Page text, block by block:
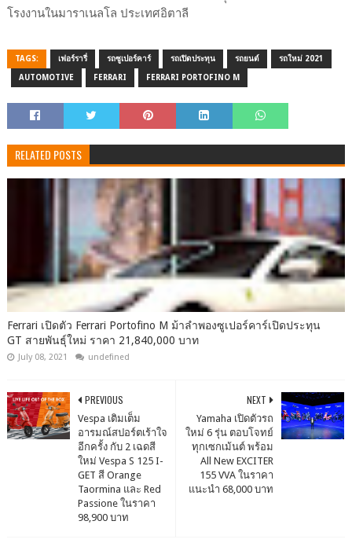
โรงงานในมาราเนลโล ประเทศอิตาลี
TAGS: เฟอร์รารี่ รถซูเปอร์คาร์ รถเปิดประทุน รถยนต์ รถใหม่ 2021
AUTOMOTIVE FERRARI FERRARI PORTOFINO M
RELATED POSTS
Ferrari เปิดตัว Ferrari Portofino M ม้าลำพองซูเปอร์คาร์เปิดประทุน
GT สายพันธุ์ใหม่ ราคา 21,840,000 บาท
July 08, 2021 undefined
NEXT
Yamaha เปิดตัวรถ
ใหม่ 6 รุ่น ตอบโจทย์
ทุกเซกเม้นต์ พร้อม
All New EXCITER
155 VVA ในราคา
แนะนำ 68,000 บาท
PREVIOUS
Vespa เติมเต็ม
อารมณ์สปอร์ตเร้าใจ
อีกครั้ง กับ 2 เฉดสี
ใหม่ Vespa S 125 I-
GET สี Orange
Taormina และ Red
Passione ในราคา
98,900 บาท